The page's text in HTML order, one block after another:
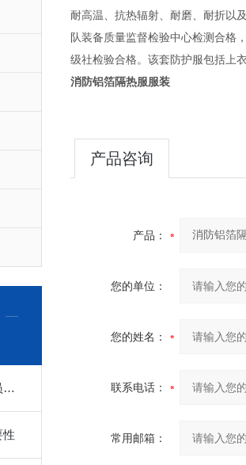
消防隔热防护服——保护消防员的生命安全
性
耐高温、抗热辐射、耐磨、耐折以
队装备质量监督检验中心检测合格
级社检验合格。该套防护服包括上
消防铝箔隔热服服装
产品咨询
产品：
您的单位：
您的姓名：
联系电话：
常用邮箱：